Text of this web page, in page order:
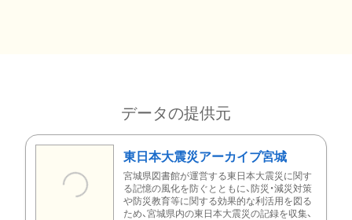
データの提供元
東日本大震災アーカイブ宮城
宮城県図書館が運営する東日本大震災に関す
る記憶の風化を防ぐとともに、防災・減災対策
や防災教育等に関する効果的な利活用を図る
ため、宮城県内の東日本大震災の記録を収集、